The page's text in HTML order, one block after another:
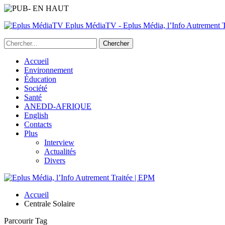
Eplus MédiaTV - Eplus Média, l’Info Autrement
Accueil
Environnement
Éducation
Société
Santé
ANEDD-AFRIQUE
English
Contacts
Plus
Interview
Actualités
Divers
Accueil
Centrale Solaire
Parcourir Tag